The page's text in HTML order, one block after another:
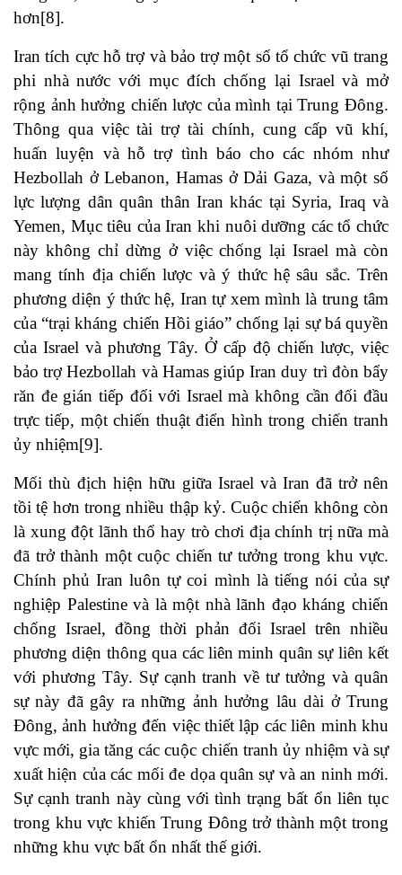
hơn[8].
Iran tích cực hỗ trợ và bảo trợ một số tổ chức vũ trang
phi nhà nước với mục đích chống lại Israel và mở
rộng ảnh hưởng chiến lược của mình tại Trung Đông.
Thông qua việc tài trợ tài chính, cung cấp vũ khí,
huấn luyện và hỗ trợ tình báo cho các nhóm như
Hezbollah ở Lebanon, Hamas ở Dải Gaza, và một số
lực lượng dân quân thân Iran khác tại Syria, Iraq và
Yemen, Mục tiêu của Iran khi nuôi dưỡng các tổ chức
này không chỉ dừng ở việc chống lại Israel mà còn
mang tính địa chiến lược và ý thức hệ sâu sắc. Trên
phương diện ý thức hệ, Iran tự xem mình là trung tâm
của “trại kháng chiến Hồi giáo” chống lại sự bá quyền
của Israel và phương Tây. Ở cấp độ chiến lược, việc
bảo trợ Hezbollah và Hamas giúp Iran duy trì đòn bẩy
răn đe gián tiếp đối với Israel mà không cần đối đầu
trực tiếp, một chiến thuật điển hình trong chiến tranh
ủy nhiệm[9].
Mối thù địch hiện hữu giữa Israel và Iran đã trở nên
tồi tệ hơn trong nhiều thập kỷ. Cuộc chiến không còn
là xung đột lãnh thổ hay trò chơi địa chính trị nữa mà
đã trở thành một cuộc chiến tư tưởng trong khu vực.
Chính phủ Iran luôn tự coi mình là tiếng nói của sự
nghiệp Palestine và là một nhà lãnh đạo kháng chiến
chống Israel, đồng thời phản đối Israel trên nhiều
phương diện thông qua các liên minh quân sự liên kết
với phương Tây. Sự cạnh tranh về tư tưởng và quân
sự này đã gây ra những ảnh hưởng lâu dài ở Trung
Đông, ảnh hưởng đến việc thiết lập các liên minh khu
vực mới, gia tăng các cuộc chiến tranh ủy nhiệm và sự
xuất hiện của các mối đe dọa quân sự và an ninh mới.
Sự cạnh tranh này cùng với tình trạng bất ổn liên tục
trong khu vực khiến Trung Đông trở thành một trong
những khu vực bất ổn nhất thế giới.